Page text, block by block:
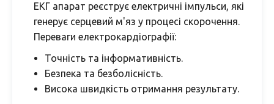
ЕКГ апарат реєструє електричні імпульси, які
генерує серцевий м'яз у процесі скорочення.
Переваги електрокардіографії:
Точність та інформативність.
Безпека та безболісність.
Висока швидкість отримання результату.